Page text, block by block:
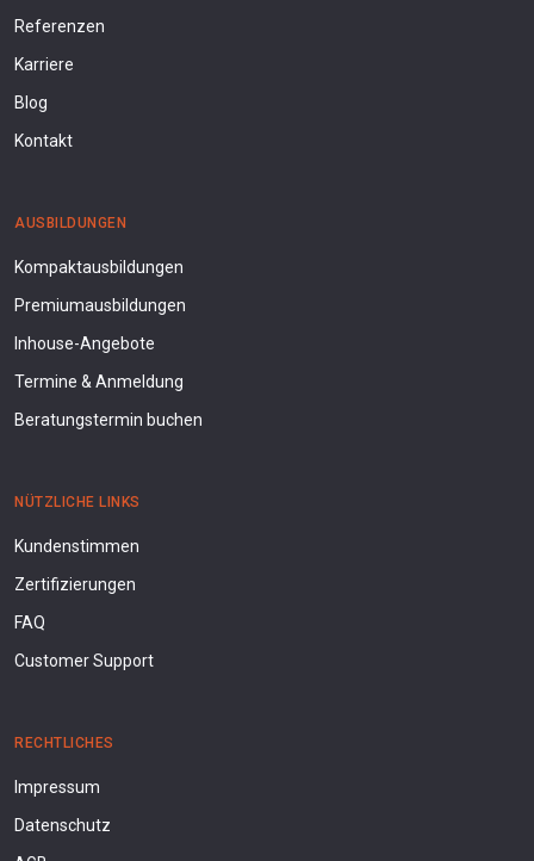
Referenzen
Karriere
Blog
Kontakt
AUSBILDUNGEN
Kompaktausbildungen
Premiumausbildungen
Inhouse-Angebote
Termine & Anmeldung
Beratungstermin buchen
NÜTZLICHE LINKS
Kundenstimmen
Zertifizierungen
FAQ
Customer Support
RECHTLICHES
Impressum
Datenschutz